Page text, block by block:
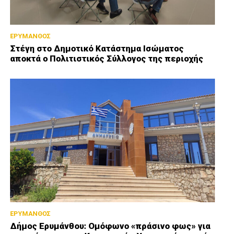
ΕΡΥΜΑΝΘΟΣ
Στέγη στο Δημοτικό Κατάστημα Ισώματος
αποκτά ο Πολιτιστικός Σύλλογος της περιοχής
ΕΡΥΜΑΝΘΟΣ
Δήμος Ερυμάνθου: Ομόφωνο «πράσινο φως» για